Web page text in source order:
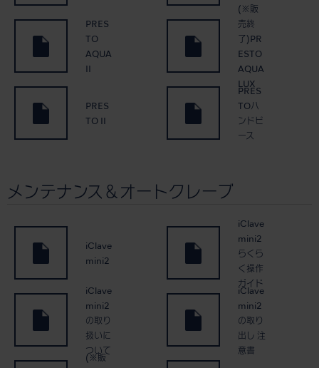
PRES
TO
AQUA
(※販
売終
了)PR
ESTO
AQUA
LUX
PRES
TO II
PRES
TOハ
ンドピ
ース
メンテナンス＆オートクレーブ
iClave
mini2
iClave
mini2
らくら
く操作
ガイド
iClave
mini2
の取り
扱いに
ついて
iClave
mini2
の取り
出し 注
意書
(※販